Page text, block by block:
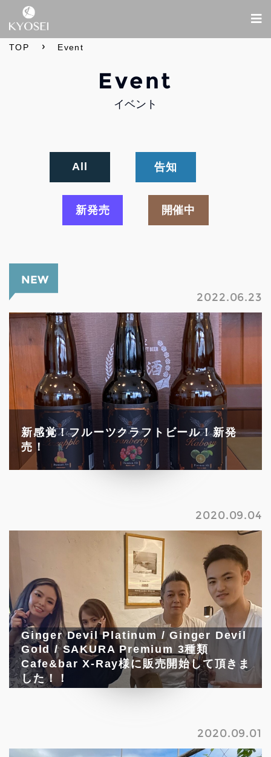
TOP Event
Event
イベント
All 告知
新発売 開催中
NEW
2022.06.23
新感覚！フルーツクラフトビール！新発
売！
2020.09.04
Ginger Devil Platinum / Ginger Devil
Gold / SAKURA Premium 3種類
Cafe&bar X-Ray様に販売開始して頂きま
した！！
2020.09.01